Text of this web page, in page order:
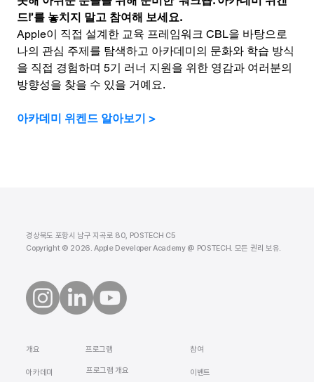
드!’를 놓치지 말고 참여해 보세요.
Apple이 직접 설계한 교육 프레임워크 CBL을 바탕으로
나의 관심 주제를 탐색하고 아카데미의 문화와 학습 방식
을 직접 경험하며 5기 러너 지원을 위한 영감과 여러분의
방향성을 찾을 수 있을 거예요.
아카데미 위켄드 알아보기 >
경상북도 포항시 남구 지곡로 80, POSTECH C5
Copyright © 2026. Apple Developer Academy @ POSTECH. 모든 권리 보유.
​개요
​아카데미
프로그램
프로그램 개요
참여
이벤트